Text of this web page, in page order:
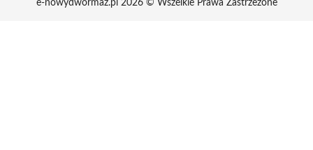
e-nowydwormaz.pl 2026 © Wszelkie Prawa Zastrzeżone